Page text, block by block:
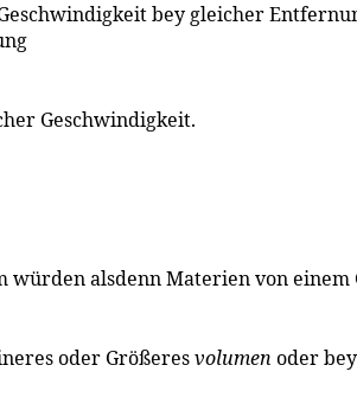
bey gleicher
Geschwindigkeit.
würden alsdenn Materien von einem
oder Größeresvolumen oder